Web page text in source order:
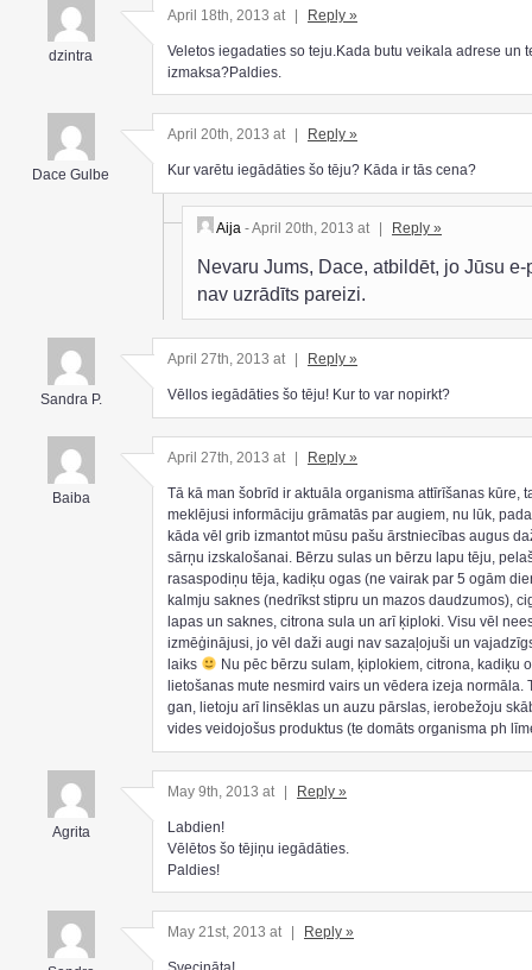
dzintra
April 18th, 2013 at | Reply »
Veletos iegadaties so teju.Kada butu veikala adrese un
izmaksa?Paldies.
Dace Gulbe
April 20th, 2013 at Reply »
Kur varētu iegādāties šo tēju? Kāda ir tās cena?
Aija - April 20th, 2013 at | Reply »
Nevaru Jums, Dace, atbildēt, jo Jūsu e-
nav uzrādīts pareizi.
Sandra P.
April 27th, 2013 at Reply »
Vēllos iegādāties šo tēju! Kur to var nopirkt?
Baiba
April 27th, 2013 at Reply »
Tā kā man šobrīd ir aktuāla organisma attīrīšanas kūre,
meklējusi informāciju grāmatās par augiem, nu lūk,
kāda vēl grib izmantot mūsu pašu ārstniecības augus
sārņu izskalošanai. Bērzu sulas un bērzu lapu tēju,
rasaspodiņu tēja, kadiķu ogas (ne vairak par 5 ogām
kalmju saknes (nedrīkst stipru un mazos daudzumos),
lapas un saknes, citrona sula un arī ķiploki. Visu vēl
izmēģinājusi, jo vēl daži augi nav sazaļojuši un
laiks
Nu pēc bērzu sulam, ķiplokiem, citrona, kadiķu
lietošanas mute nesmird vairs un vēdera izeja normāla.
gan, lietoju arī linsēklas un auzu pārslas, ierobežoju
vides veidojošus produktus (te domāts organisma ph
Agrita
May 9th, 2013 at | Reply »
Labdien!
Vēlētos šo tējiņu iegādāties.
Paldies!
May 21st, 2013 at Reply »